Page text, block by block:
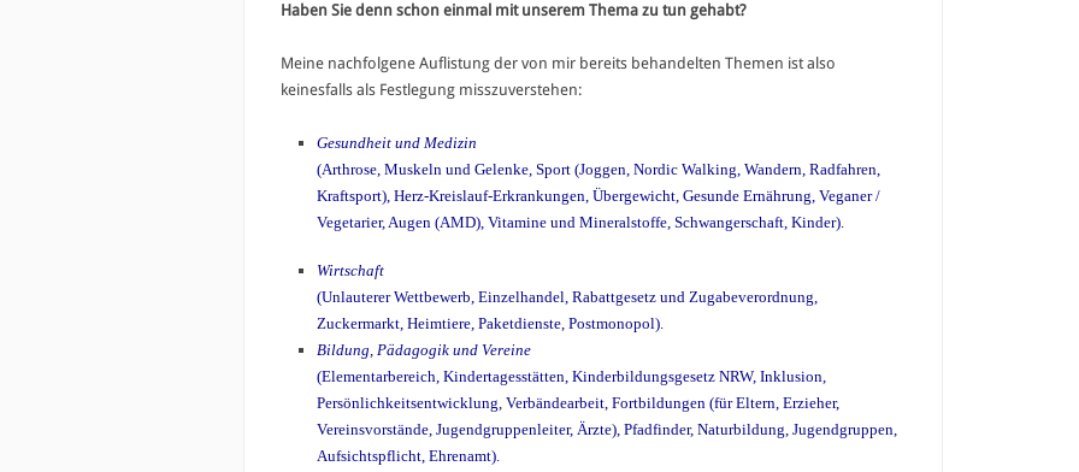
Haben Sie denn schon einmal mit unserem Thema zu tun gehabt?
Meine nachfolgene Auflistung der von mir bereits behandelten Themen ist also
keinesfalls als Festlegung misszuverstehen:
Gesundheit und Medizin
(Arthrose, Muskeln und Gelenke, Sport (Joggen, Nordic Walking, Wandern, Radfahren,
Kraftsport), Herz-Kreislauf-Erkrankungen, Übergewicht, Gesunde Ernährung, Veganer /
Vegetarier, Augen (AMD), Vitamine und Mineralstoffe, Schwangerschaft, Kinder).
Wirtschaft
(Unlauterer Wettbewerb, Einzelhandel, Rabattgesetz und Zugabeverordnung,
Zuckermarkt, Heimtiere, Paketdienste, Postmonopol).
Bildung, Pädagogik und Vereine
(Elementarbereich, Kindertagesstätten, Kinderbildungsgesetz NRW, Inklusion,
Persönlichkeitsentwicklung, Verbändearbeit, Fortbildungen (für Eltern, Erzieher,
Vereinsvorstände, Jugendgruppenleiter, Ärzte), Pfadfinder, Naturbildung, Jugendgruppen,
Aufsichtspflicht, Ehrenamt).